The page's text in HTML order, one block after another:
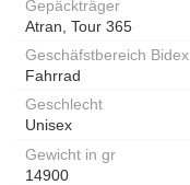
Gepäckträger
Atran, Tour 365
Geschäfstbereich Bidex
Fahrrad
Geschlecht
Unisex
Gewicht in gr
14900